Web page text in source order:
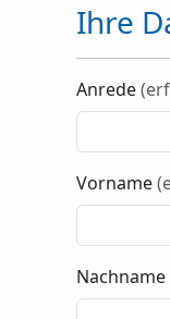
Ihre
Anrede
Vorname
Nachname